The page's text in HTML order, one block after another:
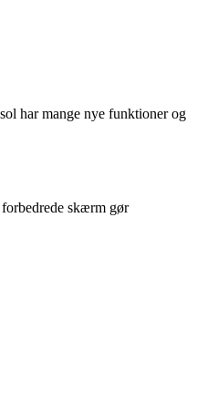
har mange nye funktioner og
skærm gør